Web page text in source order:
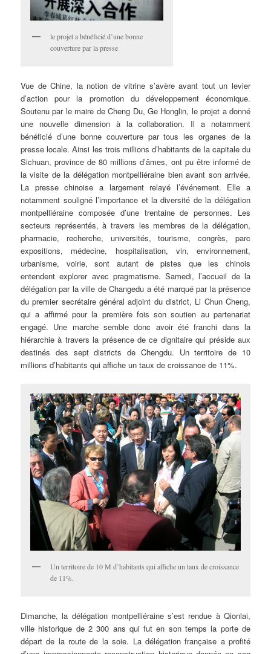
le projet a bénéficié d’une bonne
couverture par la presse
Vue de Chine, la notion de vitrine s’avère avant tout un levier
d’action pour la promotion du développement économique.
Soutenu par le maire de Cheng Du, Ge Honglin, le projet a donné
une nouvelle dimension à la collaboration. Il a notamment
bénéficié d’une bonne couverture par tous les organes de la
presse locale. Ainsi les trois millions d’habitants de la capitale du
Sichuan, province de 80 millions d’âmes, ont pu être informé de
la visite de la délégation montpelliéraine bien avant son arrivée.
La presse chinoise a largement relayé l’événement. Elle a
notamment souligné l’importance et la diversité de la délégation
montpelliéraine composée d’une trentaine de personnes. Les
secteurs représentés, à travers les membres de la délégation,
pharmacie, recherche, universités, tourisme, congrès, parc
expositions, médecine, hospitalisation, vin, environnement,
urbanisme, voirie, sont autant de pistes que les chinois
entendent explorer avec pragmatisme. Samedi, l’accueil de la
délégation par la ville de Changedu a été marqué par la présence
du premier secrétaire général adjoint du district, Li Chun Cheng,
qui a affirmé pour la première fois son soutien au partenariat
engagé. Une marche semble donc avoir été franchi dans la
hiérarchie à travers la présence de ce dignitaire qui préside aux
destinés des sept districts de Chengdu. Un territoire de 10
millions d’habitants qui affiche un taux de croissance de 11%.
Un territoire de 10 M d’habitants qui affiche un taux de croissance
de 11%.
Dimanche, la délégation montpelliéraine s’est rendue à Qionlai,
ville historique de 2 300 ans qui fut en son temps la porte de
départ de la route de la soie. La délégation française a profité